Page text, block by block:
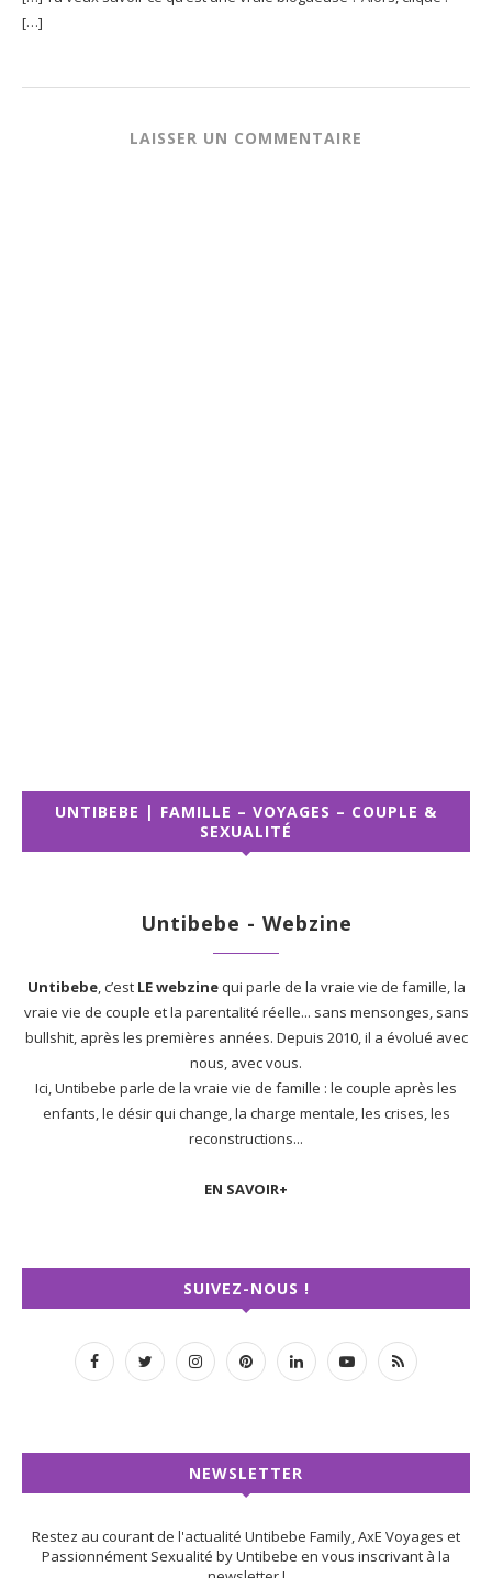
[…]
LAISSER UN COMMENTAIRE
UNTIBEBE | FAMILLE – VOYAGES – COUPLE &
SEXUALITÉ
Untibebe - Webzine
Untibebe, c’est LE webzinequi parle de la vraie vie de famille, la
vraie vie de couple et la parentalité réelle... sans mensonges, sans
bullshit, après les premières années. Depuis 2010, il a évolué avec
nous, avec vous.
Ici, Untibebe parle de la vraie vie de famille : le couple après les
enfants, le désir qui change, la charge mentale, les crises, les
reconstructions...
EN SAVOIR+
SUIVEZ-NOUS !
NEWSLETTER
Restez au courant de l'actualité Untibebe Family, AxE Voyages et
Passionnément Sexualité by Untibebe en vous inscrivant à la